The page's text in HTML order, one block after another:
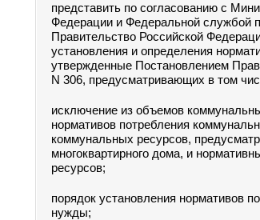
представить по согласованию с
Федерации и Федеральной службой
Правительство Российской
установления и определения
утвержденные Постановлением
N 306, предусматривающих в том
исключение из объемов
нормативов потребления
коммунальных ресурсов,
многоквартирного дома, и
ресурсов;
порядок установления нормативов
нужды;